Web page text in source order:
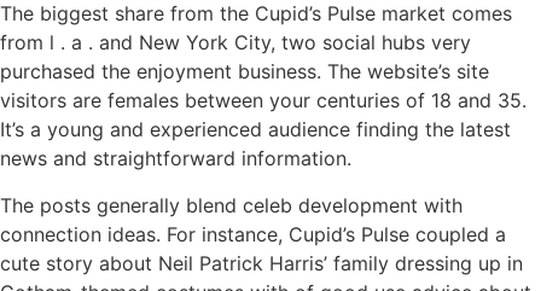
The biggest share from the Cupid’s Pulse market comes
from l . a . and New York City, two social hubs very
purchased the enjoyment business. The website’s site
visitors are females between your centuries of 18 and 35.
It’s a young and experienced audience finding the latest
news and straightforward information.
The posts generally blend celeb development with
connection ideas. For instance, Cupid’s Pulse coupled a
cute story about Neil Patrick Harris’ family dressing up in